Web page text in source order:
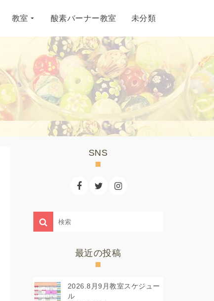
教室 酸素バーナー教室 未分類
SNS
最近の投稿
2026.8月9月教室スケジュー
ル